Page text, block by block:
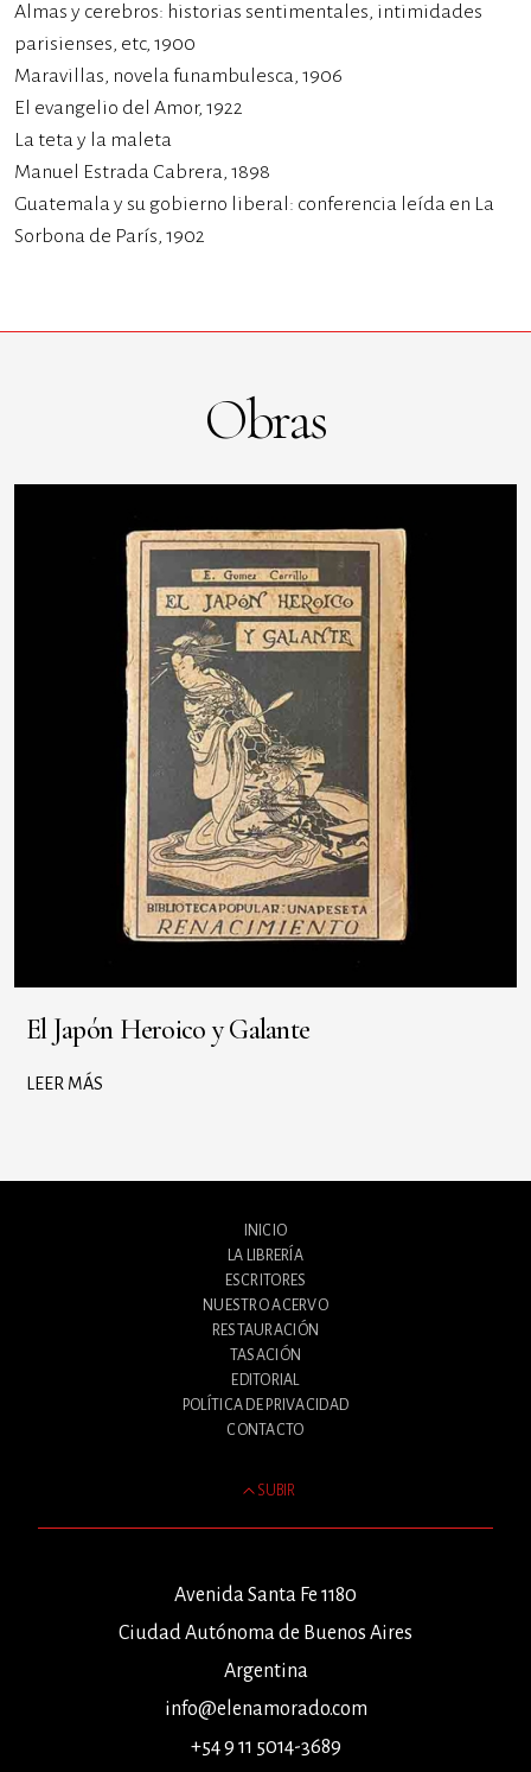
Almas y cerebros: historias sentimentales, intimidades
parisienses, etc, 1900
Maravillas, novela funambulesca, 1906
El evangelio del Amor, 1922
La teta y la maleta
Manuel Estrada Cabrera, 1898
Guatemala y su gobierno liberal: conferencia leída en La
Sorbona de París, 1902
Obras
El Japón Heroico y Galante
LEER MÁS
INICIO
LA LIBRERÍA
ESCRITORES
NUESTRO ACERVO
RESTAURACIÓN
TASACIÓN
EDITORIAL
POLÍTICA DE PRIVACIDAD
CONTACTO
SUBIR
Avenida Santa Fe 1180
Ciudad Autónoma de Buenos Aires
Argentina
info@elenamorado.com
+54 9 11 5014-3689